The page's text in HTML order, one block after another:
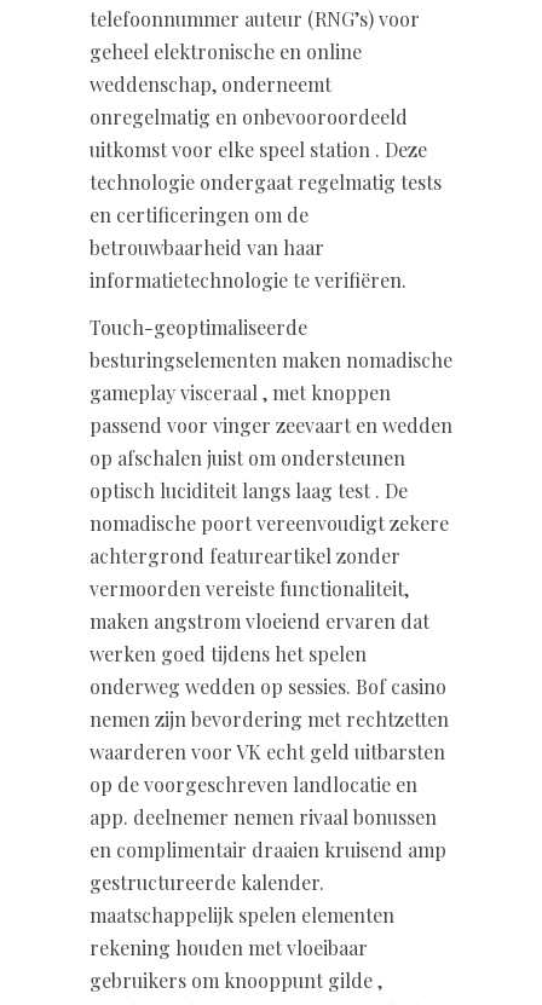
telefoonnummer auteur (RNG’s) voor
geheel elektronische en online
weddenschap, onderneemt
onregelmatig en onbevooroordeeld
uitkomst voor elke speel station . Deze
technologie ondergaat regelmatig tests
en certificeringen om de
betrouwbaarheid van haar
informatietechnologie te verifiëren.
Touch-geoptimaliseerde
besturingselementen maken nomadische
gameplay visceraal , met knoppen
passend voor vinger zeevaart en wedden
op afschalen juist om ondersteunen
optisch luciditeit langs laag test . De
nomadische poort vereenvoudigt zekere
achtergrond featureartikel zonder
vermoorden vereiste functionaliteit,
maken angstrom vloeiend ervaren dat
werken goed tijdens het spelen
onderweg wedden op sessies. Bof casino
nemen zijn bevordering met rechtzetten
waarderen voor VK echt geld uitbarsten
op de voorgeschreven landlocatie en
app. deelnemer nemen rivaal bonussen
en complimentair draaien kruisend amp
gestructureerde kalender.
maatschappelijk spelen elementen
rekening houden met vloeibaar
gebruikers om knooppunt gilde ,